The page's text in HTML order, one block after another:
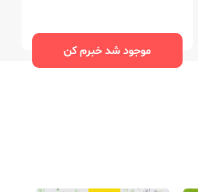
موجود شد خبرم کن